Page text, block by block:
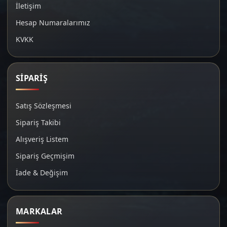
Derya MK12 AS-101S:
gaz halkası, kompakt polimer gövde. TÜBİTAK
için hafif yapısı ön plana çıkar.
Aksa Crossfire T-14 36 ga:
piston, susturucu uyumlu namlu. Kısa gövde –
3.2. Global Öne Çıkanlar
arıza oranı, yüksek güvenilirlik. Outdoor Life
dergisi 2024 testlerinde birinci.
portu, Light-Lock bore adaptörü, çok amaçlı
kullanım. “2023 En Çok Tercih Edilen” ödülü
sahibi.
Browning Maxus II (ABD):
piston, Power Drive aksiyon, düşük geri tepme.
İletişim
Hesap Numaralarımız
KVKK
SİPARİŞ
Satış Sözleşmesi
Sipariş Takibi
Alışveriş Listem
Sipariş Geçmişim
İade & Değişim
MARKALAR